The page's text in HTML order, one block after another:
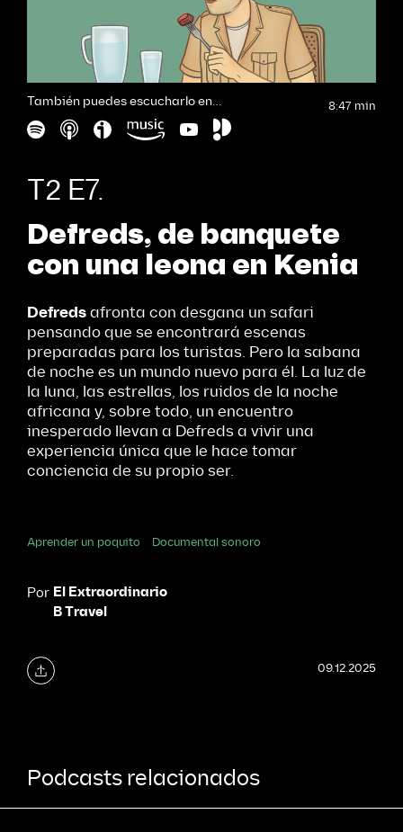
También puedes escucharlo en… 8:47 min
T2 E7.
Defreds, de banquete
con una leona en Kenia
Defredsafronta con desgana un safari
pensando que se encontrará escenas
preparadas para los turistas. Pero la sabana
de noche es un mundo nuevo para él. La luz de
la luna, las estrellas, los ruidos de la noche
africana y, sobre todo, un encuentro
inesperado llevan a Defreds a vivir una
experiencia única que le hace tomar
conciencia de su propio ser.
Aprender un poquito Documental sonoro
Por El Extraordinario
B Travel
09.12.2025
Podcasts relacionados